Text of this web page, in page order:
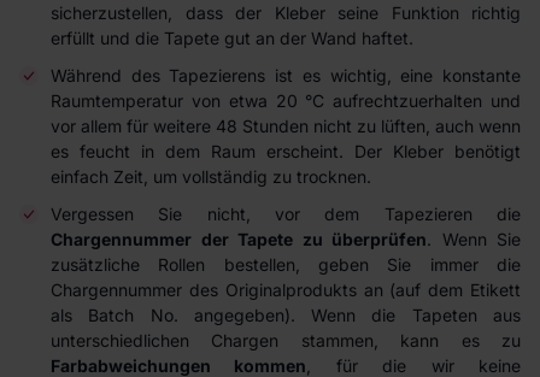
sicherzustellen, dass der Kleber seine Funktion richtig
erfüllt und die Tapete gut an der Wand haftet.
Während des Tapezierens ist es wichtig, eine konstante
Raumtemperatur von etwa 20 °C aufrechtzuerhalten und
vor allem für weitere 48 Stunden nicht zu lüften, auch wenn
es feucht in dem Raum erscheint. Der Kleber benötigt
einfach Zeit, um vollständig zu trocknen.
Vergessen Sie nicht, vor dem Tapezieren die
Chargennummer der Tapete zu überprüfen. Wenn Sie
zusätzliche Rollen bestellen, geben Sie immer die
Chargennummer des Originalprodukts an (auf dem Etikett
als Batch No. angegeben). Wenn die Tapeten aus
unterschiedlichen Chargen stammen, kann es zu
Farbabweichungen kommen , für die wir keine